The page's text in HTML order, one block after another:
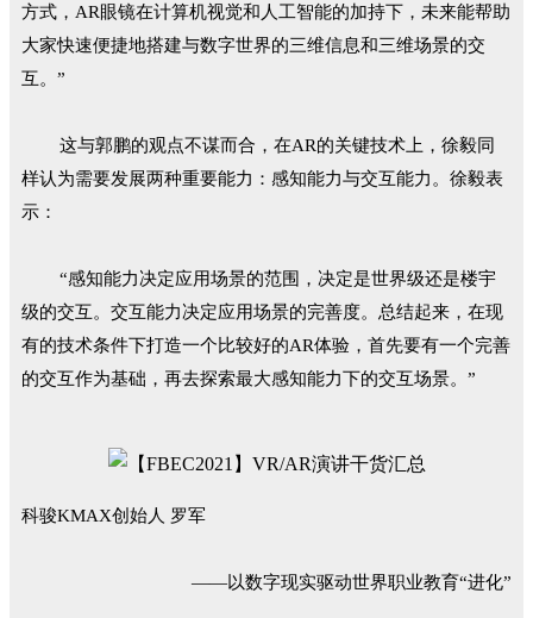
方式，AR眼镜在计算机视觉和人工智能的加持下，未来能帮助
大家快速便捷地搭建与数字世界的三维信息和三维场景的交
互。”
这与郭鹏的观点不谋而合，在AR的关键技术上，徐毅同
样认为需要发展两种重要能力：感知能力与交互能力。徐毅表
示：
“感知能力决定应用场景的范围，决定是世界级还是楼宇
级的交互。交互能力决定应用场景的完善度。总结起来，在现
有的技术条件下打造一个比较好的AR体验，首先要有一个完善
的交互作为基础，再去探索最大感知能力下的交互场景。”
科骏KMAX创始人 罗军
——以数字现实驱动世界职业教育“进化”